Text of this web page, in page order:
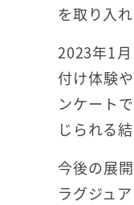
を取り入
2023年1
付け体験
ンケート
じられる
今後の展
ラグジュ